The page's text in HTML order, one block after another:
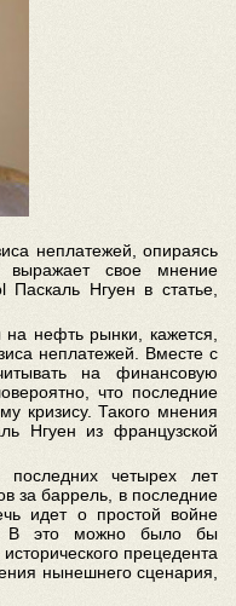
неплатежей, опираясь
свое мнение
Нгуен в статье,
нефть рынки, кажется,
неплатежей. Вместе с
на финансовую
что последние
кризису. Такого мнения
Нгуен из французской
четырех лет
за баррель, в последние
идет о простой войне
В это можно было бы
прецедента
нынешнего сценария,